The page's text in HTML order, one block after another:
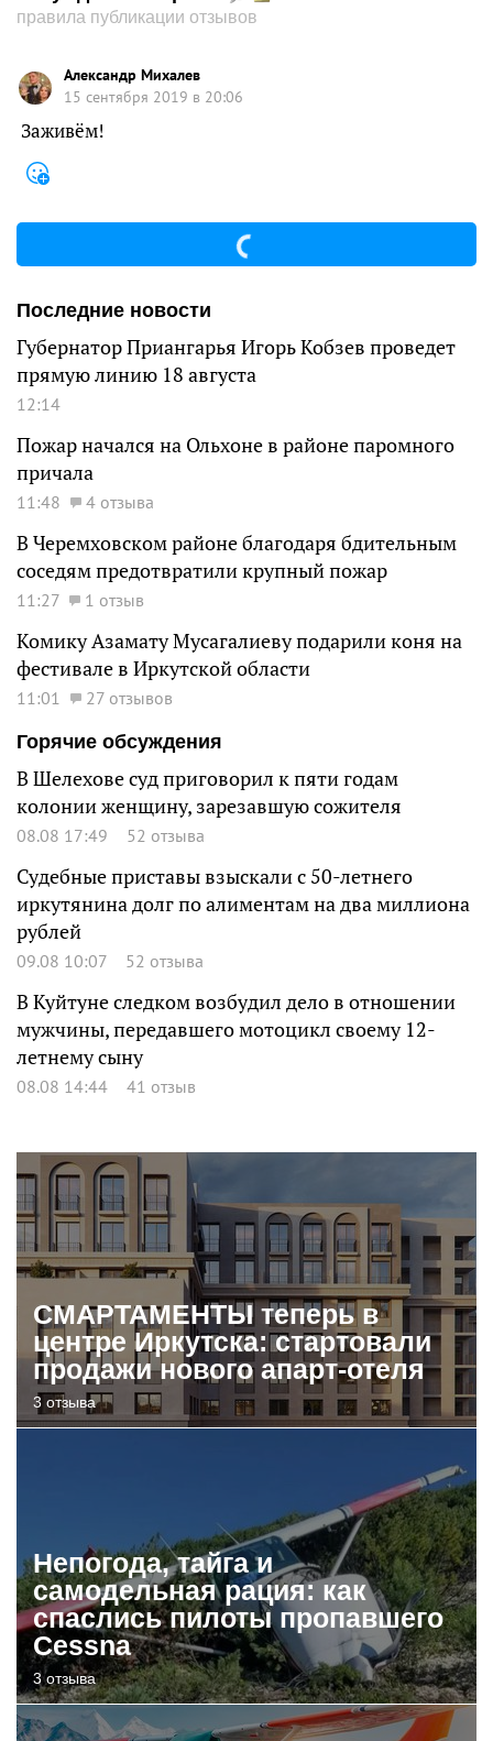
правила публикации отзывов
Александр Михалев
15 сентября 2019 в 20:06
Заживём!
Последние новости
Губернатор Приангарья Игорь Кобзев проведет
прямую линию 18 августа
12:14
Пожар начался на Ольхоне в районе паромного
причала
11:48 4 отзыва
В Черемховском районе благодаря бдительным
соседям предотвратили крупный пожар
11:27 1 отзыв
Комику Азамату Мусагалиеву подарили коня на
фестивале в Иркутской области
11:01
27 отзывов
Горячие обсуждения
В Шелехове суд приговорил к пяти годам
колонии женщину, зарезавшую сожителя
08.08 17:49 52 отзыва
Судебные приставы взыскали с 50-летнего
иркутянина долг по алиментам на два миллиона
рублей
09.08 10:07 52 отзыва
В Куйтуне следком возбудил дело в отношении
мужчины, передавшего мотоцикл своему 12-
летнему сыну
08.08 14:44 41 отзыв
СМАРТАМЕНТЫ теперь в
центре Иркутска: стартовали
продажи нового апарт-отеля
3 отзыва
Непогода, тайга и
самодельная рация: как
спаслись пилоты пропавшего
Cessna
3 отзыва